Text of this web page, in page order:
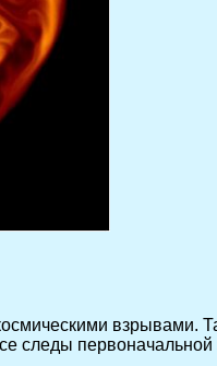
взрывами.
следы первоначальной